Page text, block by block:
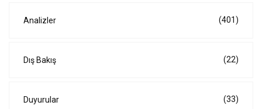
Analizler (401)
Dış Bakış (22)
Duyurular (33)